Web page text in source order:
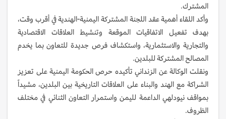
المشترك.
وأكد اللقاء أهمية عقد اللجنة المشتركة اليمنية-الهندية في أقرب وقت،
بهدف تفعيل الاتفاقيات الموقعة وتنشيط العلاقات الاقتصادية
والتجارية والاستثمارية، واستكشاف فرص جديدة للتعاون بما يخدم
المصالح المشتركة للبلدين.
ونقلت الوكالة عن الزنداني تأكيده حرص الحكومة اليمنية على تعزيز
الشراكة مع الهند والبناء على العلاقات التاريخية بين البلدين، مشيداً
بمواقف نيودلهي الداعمة لليمن واستمرار التعاون الثنائي في مختلف
الظروف.